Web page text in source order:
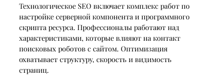
Технологическое SEO включает комплекс работ по
настройке серверной компонента и программного
скрипта ресурса. Профессионалы работают над
характеристиками, которые влияют на контакт
поисковых роботов с сайтом. Оптимизация
охватывает структуру, скорость и видимость
страниц.